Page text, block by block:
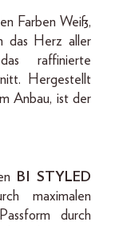
Farben Weiß,
das Herz aller
raffinierte
Hergestellt
Anbau, ist der
BI STYLED
maximalen
durch